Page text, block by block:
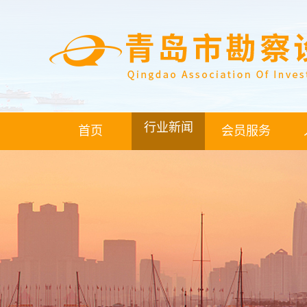
首页 行业新闻 会员服务